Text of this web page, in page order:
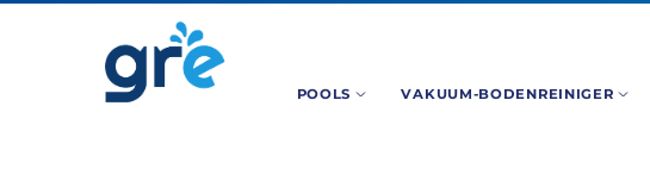
POOLS VAKUUM-BODENREINIGER